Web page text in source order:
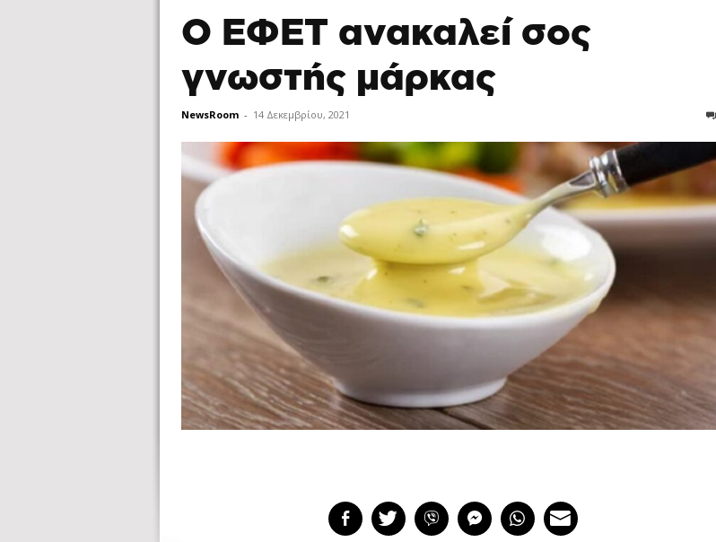
Ο ΕΦΕΤ ανακαλεί σος
γνωστής μάρκας
NewsRoom - 14 Δεκεμβρίου, 2021